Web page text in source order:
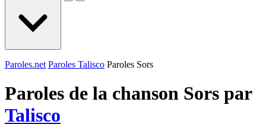
Paroles.net Paroles Talisco Paroles Sors
Paroles de la chanson Sors par
Talisco